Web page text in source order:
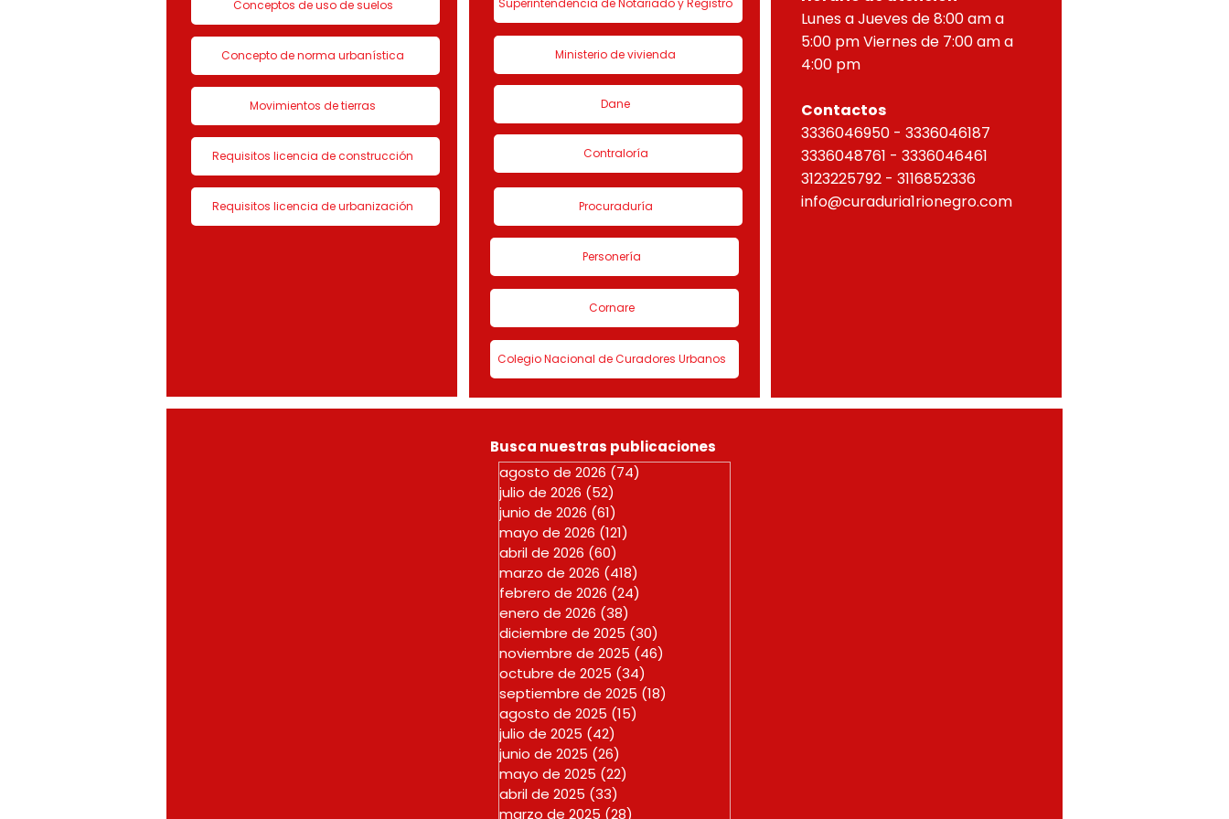
Conceptos de uso de suelos
Concepto de norma urbanística
Movimientos de tierras
Requisitos licencia de construcción
Requisitos licencia de urbanización
Superintendencia de Notariado y Registro
Ministerio de vivienda
Dane
Contraloría
Procuraduría
Personería
Cornare
Colegio Nacional de Curadores Urbanos
Lunes a Jueves de 8:00 am a
5:00 pm Viernes de 7:00 am a
4:00 pm
Contactos
3336046950 - 3336046187
3336048761 - 3336046461
3123225792 - 3116852336
info@curaduria1rionegro.com
Busca nuestras publicaciones
agosto de 2026 (74)
julio de 2026 (52)
junio de 2026 (61)
mayo de 2026 (121)
abril de 2026 (60)
marzo de 2026 (418)
febrero de 2026 (24)
enero de 2026 (38)
diciembre de 2025 (30)
noviembre de 2025 (46)
octubre de 2025 (34)
septiembre de 2025 (18)
agosto de 2025 (15)
julio de 2025 (42)
junio de 2025 (26)
mayo de 2025 (22)
abril de 2025 (33)
marzo de 2025 (28)